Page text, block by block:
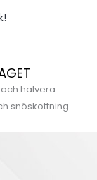
halvera
snöskottning.